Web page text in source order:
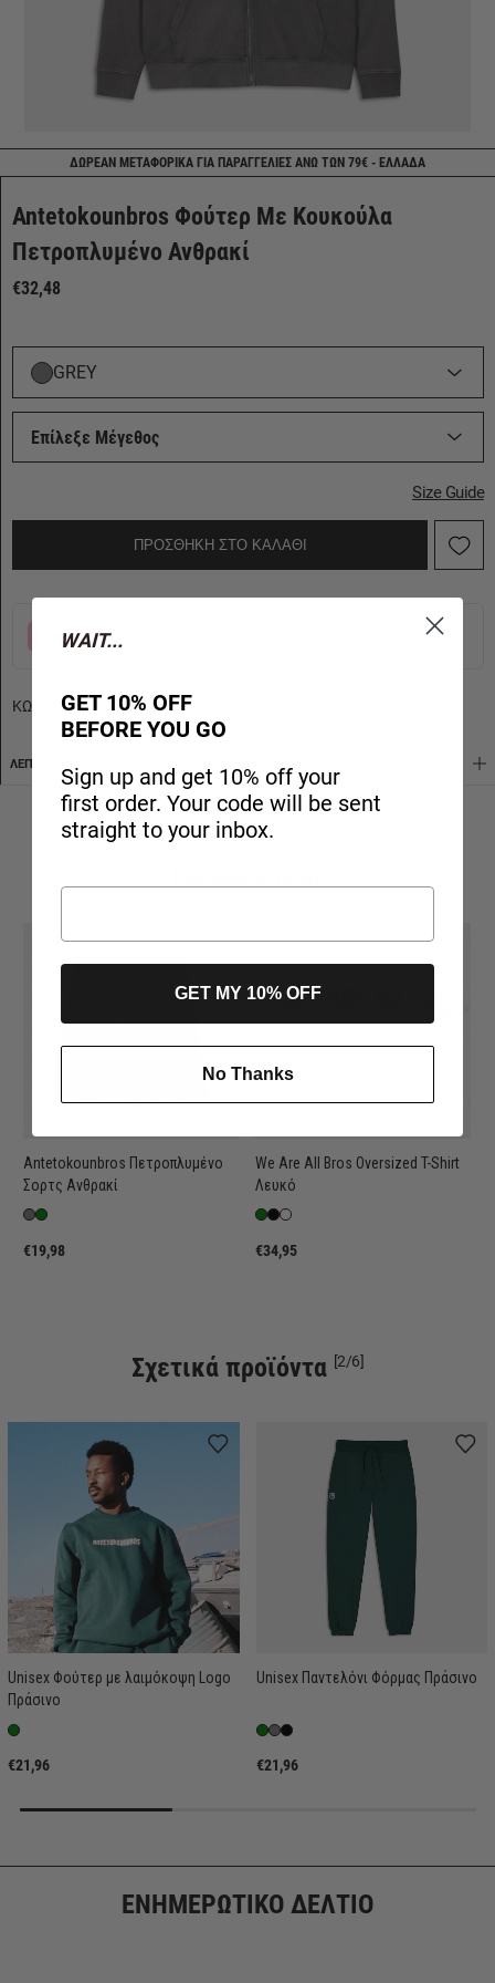
ΔΩΡΕΑΝ ΜΕΤΑΦΟΡΙΚΑ ΓΙΑ ΠΑΡΑΓΓΕΛΙΕΣ ΑΝΩ ΤΩΝ 79€ - ΕΛΛΑΔΑ
Antetokounbros Φούτερ Με Κουκούλα
Πετροπλυμένο Ανθρακί
€32,48
GREY
Επίλεξε Μέγεθος
Size Guide
ΠΡΟΣΘΗΚΗ ΣΤΟ ΚΑΛΑΘΙ
3 δόσεις των 10,83 € με 0% επιτόκιο με την
Klarna
ΚΩΔΙΚΟΣ ΠΡΟΪΟΝΤΟΣ: APCD152U07-063
ΛΕΠΤΟΜΈΡΕΙΕΣ ΠΡΟΪΌΝΤΟΣ
Antetokounbros Πετροπλυμένο
Σορτς Ανθρακί
€19,98
We Are All Bros Oversized T-Shirt
Λευκό
€34,95
Σχετικά προϊόντα [2/6]
Unisex Φούτερ με λαιμόκοψη Logo
Πράσινο
€21,96
Unisex Παντελόνι Φόρμας Πράσινο
€21,96
ΕΝΗΜΕΡΩΤΙΚΟ ΔΕΛΤΙΟ
WAIT...
GET 10% OFF
BEFORE YOU GO
Sign up and get 10% off your
first order. Your code will be sent
straight to your inbox.
GET MY 10% OFF
No Thanks